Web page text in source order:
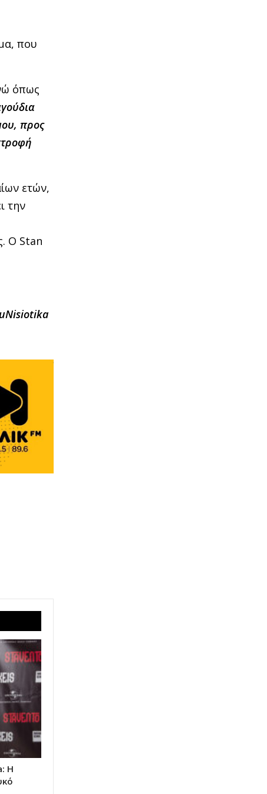
που
όπως
προς
ετών,
την
Ο Stan
Η